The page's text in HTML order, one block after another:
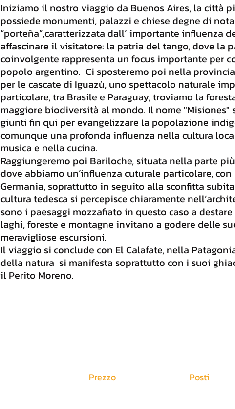
Iniziamo il nostro viaggio da Buenos Aires, la città
possiede monumenti, palazzi e chiese degne di
“porteña”,caratterizzata dall’ importante influenza
affascinare il visitatore: la patria del tango, dove la
coinvolgente rappresenta un focus importante per
popolo argentino. Ci sposteremo poi nella
per le cascate di Iguazù, uno spettacolo naturale
particolare, tra Brasile e Paraguay, troviamo la
maggiore biodiversità al mondo. Il nome
giunti fin qui per evangelizzare la popolazione
comunque una profonda influenza nella cultura
musica e nella cucina.
Raggiungeremo poi Bariloche, situata nella parte
dove abbiamo un’influenza cuturale particolare,
Germania, soprattutto in seguito alla sconfitta
cultura tedesca si percepisce chiaramente
sono i paesaggi mozzafiato in questo caso a
laghi, foreste e montagne invitano a godere delle
meravigliose escursioni.
Il viaggio si conclude con El Calafate, nella
della natura si manifesta soprattutto con i suoi
il Perito Moreno.
Prezzo Posti